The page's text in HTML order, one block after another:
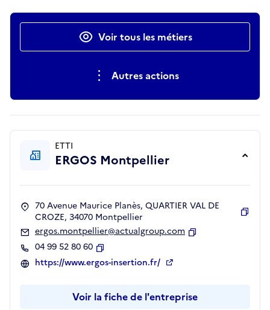
Actions rapidesVoir tous les métiers
Autres actions
ETTI
ERGOS Montpellier
70 Avenue Maurice Planès, QUARTIER VAL DE
CROZE, 34070 Montpellier
ergos.montpellier@actualgroup.com
04 99 52 80 60
Copier
https://www.ergos-insertion.fr/
Voir la fiche de l'entreprise